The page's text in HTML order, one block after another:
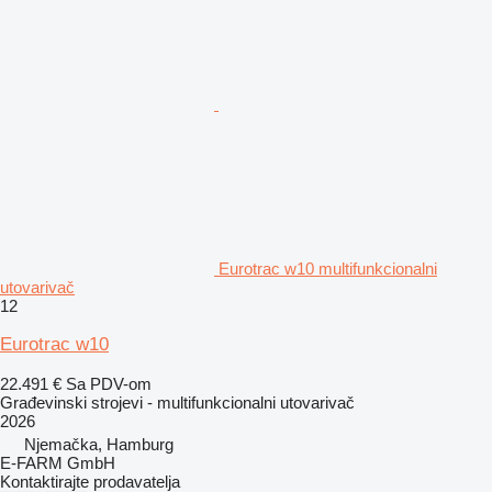
Eurotrac w10 multifunkcionalni
utovarivač
12
Eurotrac w10
22.491 € Sa PDV-om
Građevinski strojevi - multifunkcionalni utovarivač
2026
Njemačka, Hamburg
E-FARM GmbH
Kontaktirajte prodavatelja